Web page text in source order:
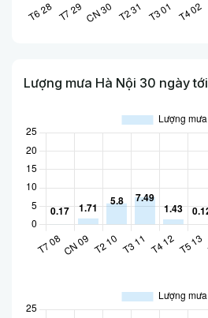
Lượng mưa Hà Nội 30 ngày tới